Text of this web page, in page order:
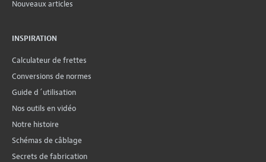
Nouveaux articles
INSPIRATION
Calculateur de frettes
Conversions de normes
Guide d´utilisation
Nos outils en vidéo
Notre histoire
Schémas de câblage
Secrets de fabrication